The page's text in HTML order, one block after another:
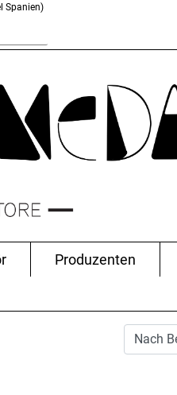
Spanien)
Produzenten